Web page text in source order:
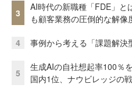
3
AI時代の新職種「FDE」と
も顧客業務の圧倒的な解像
4 事例から考える「課題解決
5
生成AIの自社想起率100％
国内1位、ナウビレッジの